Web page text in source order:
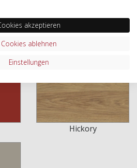
Akazie
Hickory
akzeptieren
Cookies ablehnen
Einstellungen